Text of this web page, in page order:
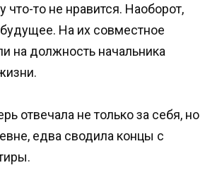
то не нравится. Наоборот,
На их совместное
на должность начальника
отвечала не только за себя, но
едва сводила концы с